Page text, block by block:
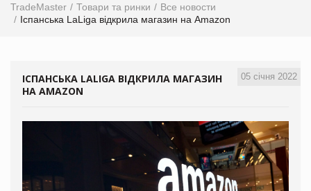
TradeMaster Товари та ринки
Все новости
Іспанська LaLiga відкрила магазин на Amazon
05 січня 2022
ІСПАНСЬКА LALIGA ВІДКРИЛА МАГАЗИН
НА AMAZON